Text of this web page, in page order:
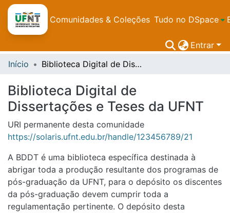
Comunidades & Coleções Tudo no DSpace
Entrar
Início
Biblioteca Digital de Dissertações e Teses da UFNT
Biblioteca Digital de
Dissertações e Teses da UFNT
URI permanente desta comunidade
https://solaris.ufnt.edu.br/handle/123456789/21
A BDDT é uma biblioteca específica destinada à
abrigar toda a produção resultante dos programas de
pós-graduação da UFNT, para o depósito os discentes
da pós-graduação devem cumprir toda a
regulamentação pertinente. O depósito desta